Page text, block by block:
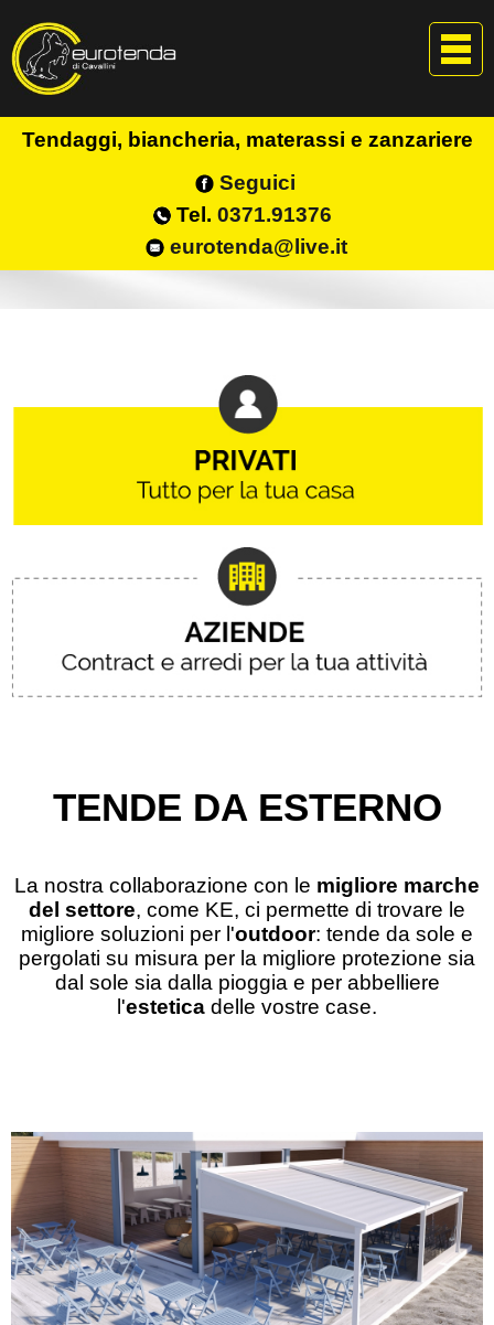
Tendaggi, biancheria, materassi e zanzariere
Seguici
Tel. 0371.91376
eurotenda@live.it
TENDE DA ESTERNO
La nostra collaborazione con le migliore marche
del settore, come KE, ci permette di trovare le
migliore soluzioni per l'outdoor: tende da sole e
pergolati su misura per la migliore protezione sia
dal sole sia dalla pioggia e per abbelliere
l'estetica delle vostre case.